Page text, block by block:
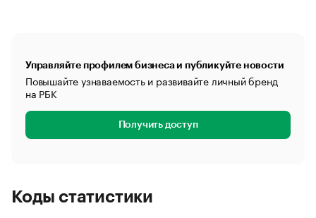
Управляйте профилем бизнеса и публикуйте новости
Повышайте узнаваемость и развивайте личный бренд
на РБК
Получить доступ
Коды статистики